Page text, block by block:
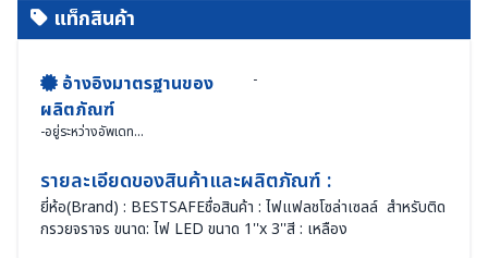
แท็กสินค้า
อ้างอิงมาตรฐานของ
ผลิตภัณฑ์
-อยู่ระหว่างอัพเดท...
-
รายละเอียดของสินค้าและผลิตภัณฑ์ :
ยี่ห้อ(Brand) : BESTSAFEชื่อสินค้า : ไฟแฟลชโซล่าเซลล์ สำหรับติด
กรวยจราจร ขนาด: ไฟ LED ขนาด 1''x 3''สี : เหลือง